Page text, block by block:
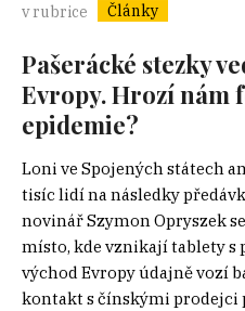
v rubrice
Články
Pašerácké stezky
Evropy. Hrozí nám
epidemie?
Loni ve Spojených státech
tisíc lidí na následky
novinář Szymon Opryszek
místo, kde vznikají tablety
východ Evropy údajně vozí
kontakt s čínskými prodejci